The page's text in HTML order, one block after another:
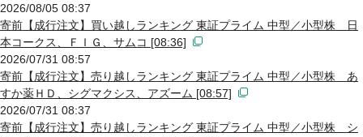
2026/08/05 08:37
寄前【成行注文】買い越しランキング 東証プライム 中型／小型株 日
本コークス、ＦＩＧ、サムコ [08:36]
2026/07/31 08:57
寄前【成行注文】売り越しランキング 東証プライム 中型／小型株 あ
すか薬ＨＤ、シグマクシス、アズーム [08:57]
2026/07/31 08:37
寄前【成行注文】売り越しランキング 東証プライム 中型／小型株 シ